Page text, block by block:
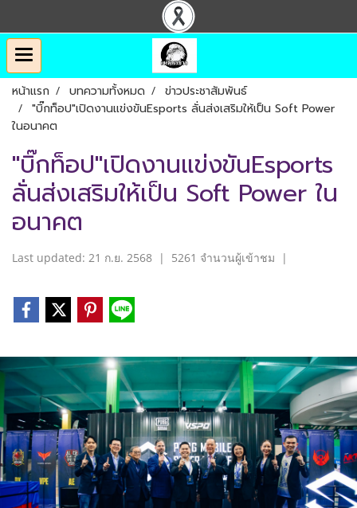
หน้าแรก บทความทั้งหมด
ข่าวประชาสัมพันธ์
"บิ๊กท็อป"เปิดงานแข่งขันEsports ลั่นส่งเสริมให้เป็น Soft Power
ในอนาคต
"บิ๊กท็อป"เปิดงานแข่งขันEsports
ลั่นส่งเสริมให้เป็น Soft Power ใน
อนาคต
Last updated: 21 ก.ย. 2568 | 5261 จำนวนผู้เข้าชม |